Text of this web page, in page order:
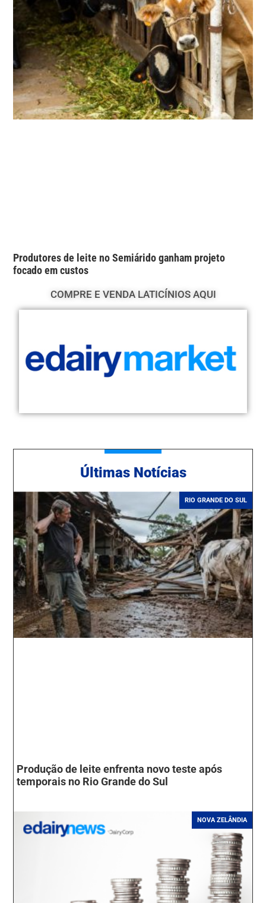
Produtores de leite no Semiárido ganham projeto
focado em custos
COMPRE E VENDA LATICÍNIOS AQUI
Ú ltimas Notícias
RIO GRANDE DO SUL
Produção de leite enfrenta novo teste após
temporais no Rio Grande do Sul
NOVA ZELÂNDIA